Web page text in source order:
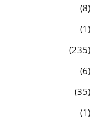
8
1
235
6
35
1